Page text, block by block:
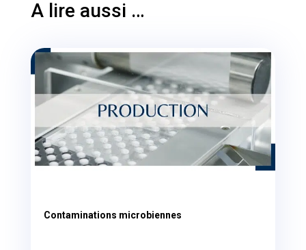
A lire aussi …
Contaminations microbiennes